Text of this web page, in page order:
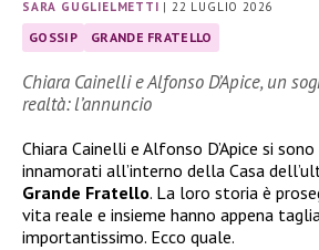
SARA GUGLIELMETTI |22 LUGLIO 2026
GOSSIP GRANDE FRATELLO
Chiara Cainelli e Alfonso D’Apice, un
realtà: l’annuncio
Chiara Cainelli e Alfonso D’Apice si
innamorati all’interno della Casa
Grande Fratello. La loro storia è
vita reale e insieme hanno appena
importantissimo. Ecco quale.